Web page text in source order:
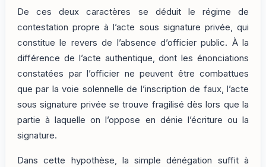
De ces deux caractères se déduit le régime de
contestation propre à l’acte sous signature privée, qui
constitue le revers de l’absence d’officier public. À la
différence de l’acte authentique, dont les énonciations
constatées par l’officier ne peuvent être combattues
que par la voie solennelle de l’inscription de faux, l’acte
sous signature privée se trouve fragilisé dès lors que la
partie à laquelle on l’oppose en dénie l’écriture ou la
signature.
Dans cette hypothèse, la simple dénégation suffit à